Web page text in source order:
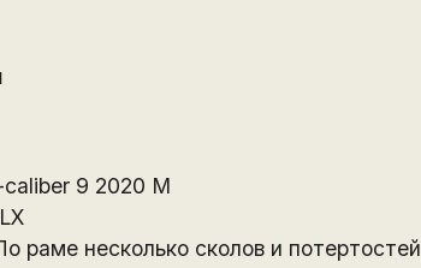
9 2020 M
раме несколько сколов и потертостей